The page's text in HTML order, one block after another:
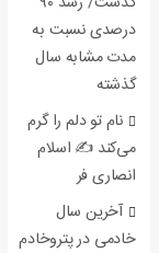
درصدی نسبت به
مدت مشابه سال
گذشته
نام تو دلم را گرم
می‌کند ✍️ اسلام
انصاری فر
آخرین سال
خادمی در پتروخادم